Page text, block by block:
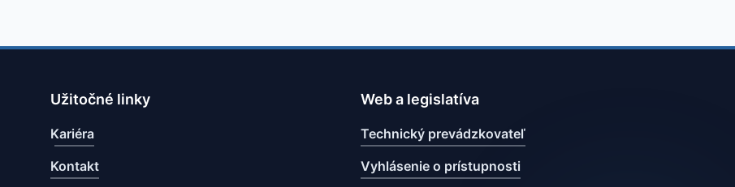
Užitočné linky
Kariéra
Kontakt
Web a legislatíva
Technický prevádzkovateľ
Vyhlásenie o prístupnosti